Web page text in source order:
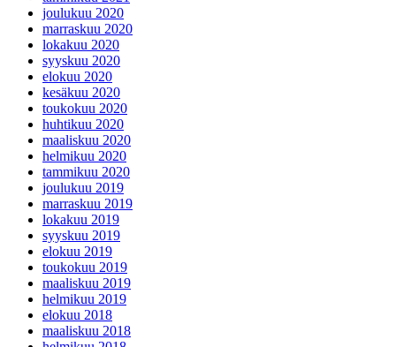
joulukuu 2020
marraskuu 2020
lokakuu 2020
syyskuu 2020
elokuu 2020
kesäkuu 2020
toukokuu 2020
huhtikuu 2020
maaliskuu 2020
helmikuu 2020
tammikuu 2020
joulukuu 2019
marraskuu 2019
lokakuu 2019
syyskuu 2019
elokuu 2019
toukokuu 2019
maaliskuu 2019
helmikuu 2019
elokuu 2018
maaliskuu 2018